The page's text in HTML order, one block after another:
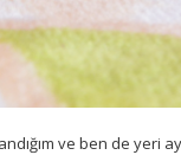
ve ben de yeri